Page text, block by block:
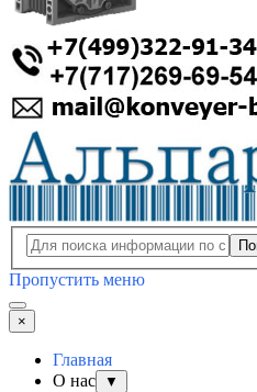
Пропустить меню
×
Главная
О нас
▼